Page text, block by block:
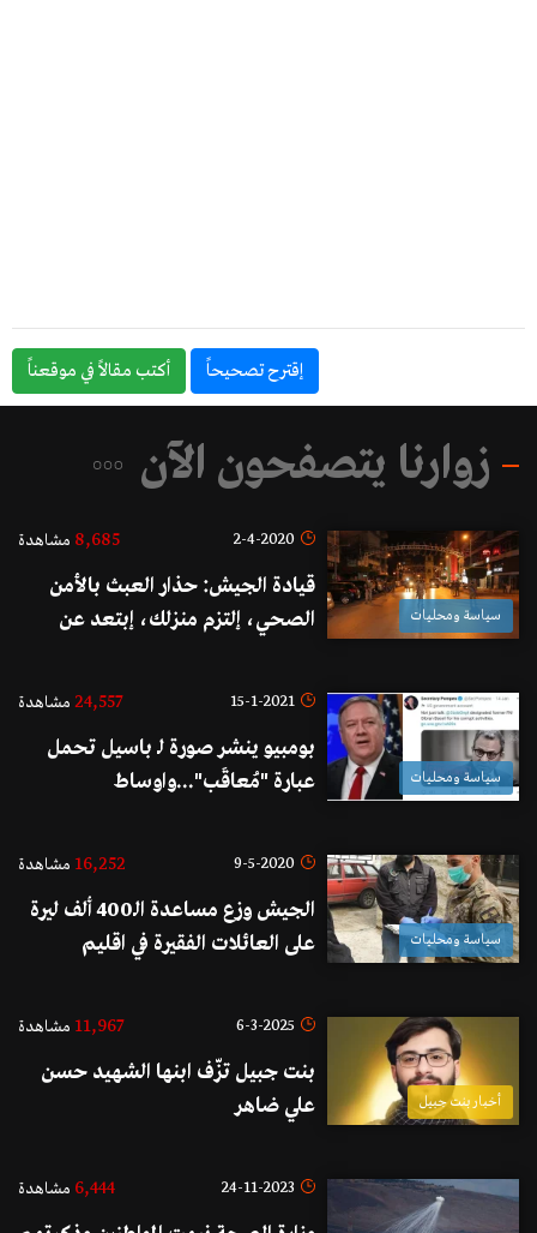
إقترح تصحيحاً أكتب مقالاً في موقعناً
زوارنا يتصفحون الآن
سياسة ومحليات
2-4-2020
8,685 مشاهدة
قيادة الجيش: حذار العبث بالأمن
الصحي، إلتزم منزلك، إبتعد عن
تخرق حظر التجوّل
سياسة ومحليات
15-1-2021
24,557 مشاهدة
بومبيو ينشر صورة لـ باسيل تحمل
عبارة "مُعاقَب"...واوساط
رسمي بأنّ العقوبات عليه سياسية
سياسة ومحليات
9-5-2020
16,252 مشاهدة
الجيش وزع مساعدة الـ400 ألف ليرة
على العائلات الفقيرة في اقليم
أخبار بنت جبيل
6-3-2025
11,967 مشاهدة
بنت جبيل تزّف ابنها الشهيد حسن
علي ضاهر
24-11-2023
6,444 مشاهدة